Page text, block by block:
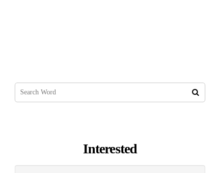
Interested